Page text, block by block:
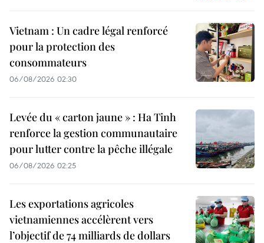
Vietnam : Un cadre légal renforcé
pour la protection des
consommateurs
06/08/2026 02:30
Levée du « carton jaune » : Ha Tinh
renforce la gestion communautaire
pour lutter contre la pêche illégale
06/08/2026 02:25
Les exportations agricoles
vietnamiennes accélèrent vers
l’objectif de 74 milliards de dollars